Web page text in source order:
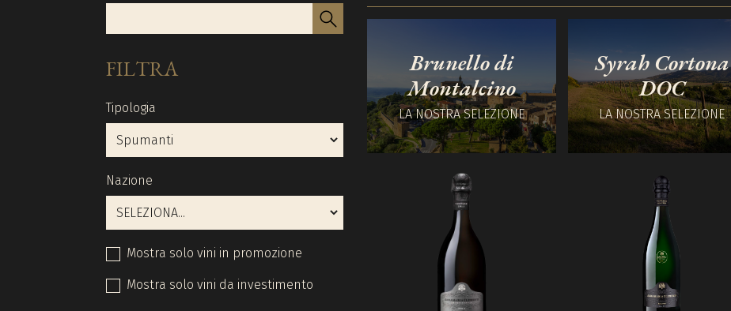
FILTRA
Tipologia
Nazione
Mostra solo vini in promozione
Mostra solo vini da investimento
Brunello di
Montalcino
LA NOSTRA SELEZIONE
Syrah Cortona
DOC
LA NOSTRA SELEZIONE